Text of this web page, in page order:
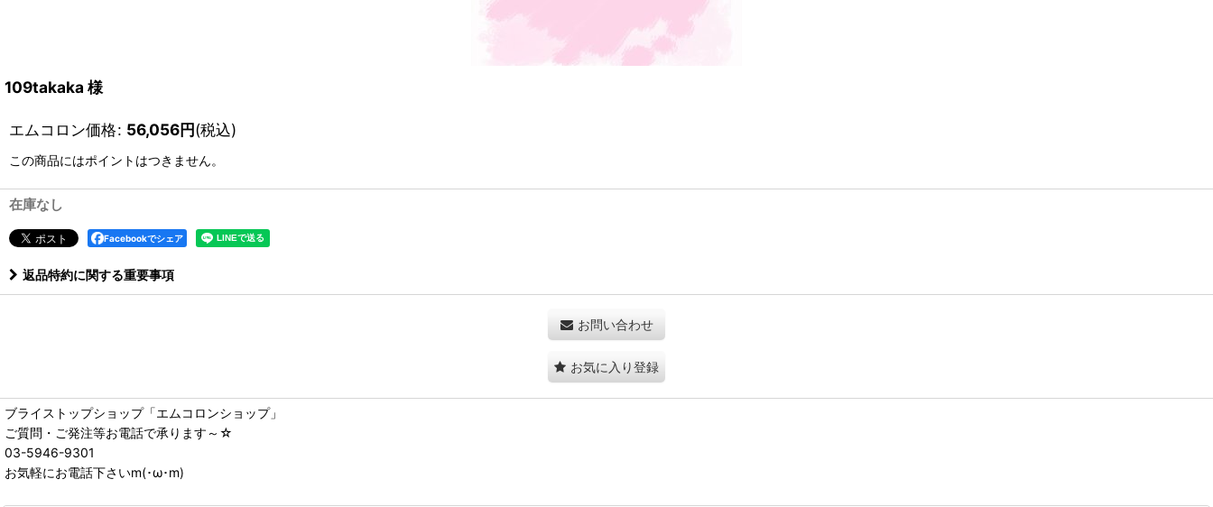
109takaka 様
エムコロン価格: 56,056円(税込)
この商品にはポイントはつきません。
在庫なし
Facebookでシェア
返品特約に関する重要事項
お問い合わせ
お気に入り登録
ブライストップショップ「エムコロンショップ」
ご質問・ご発注等お電話で承ります～☆
03-5946-9301
お気軽にお電話下さいm(･ω･m)